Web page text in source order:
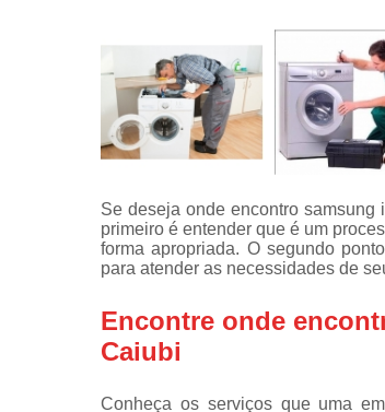
Se deseja onde encontro
primeiro é entender que é um
forma apropriada. O segundo
para atender as necessidades de
Encontre onde
Caiubi
Conheça os serviços que uma